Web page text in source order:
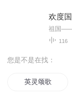
欢度
116
您是不是在找：
英灵颂歌